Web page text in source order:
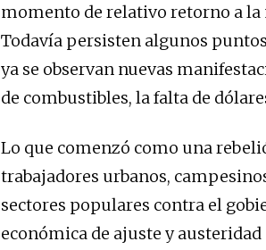
momento de relativo retorno a
Todavía persisten algunos
ya se observan nuevas
de combustibles, la falta de
Lo que comenzó como una
trabajadores urbanos,
sectores populares contra el
económica de ajuste y